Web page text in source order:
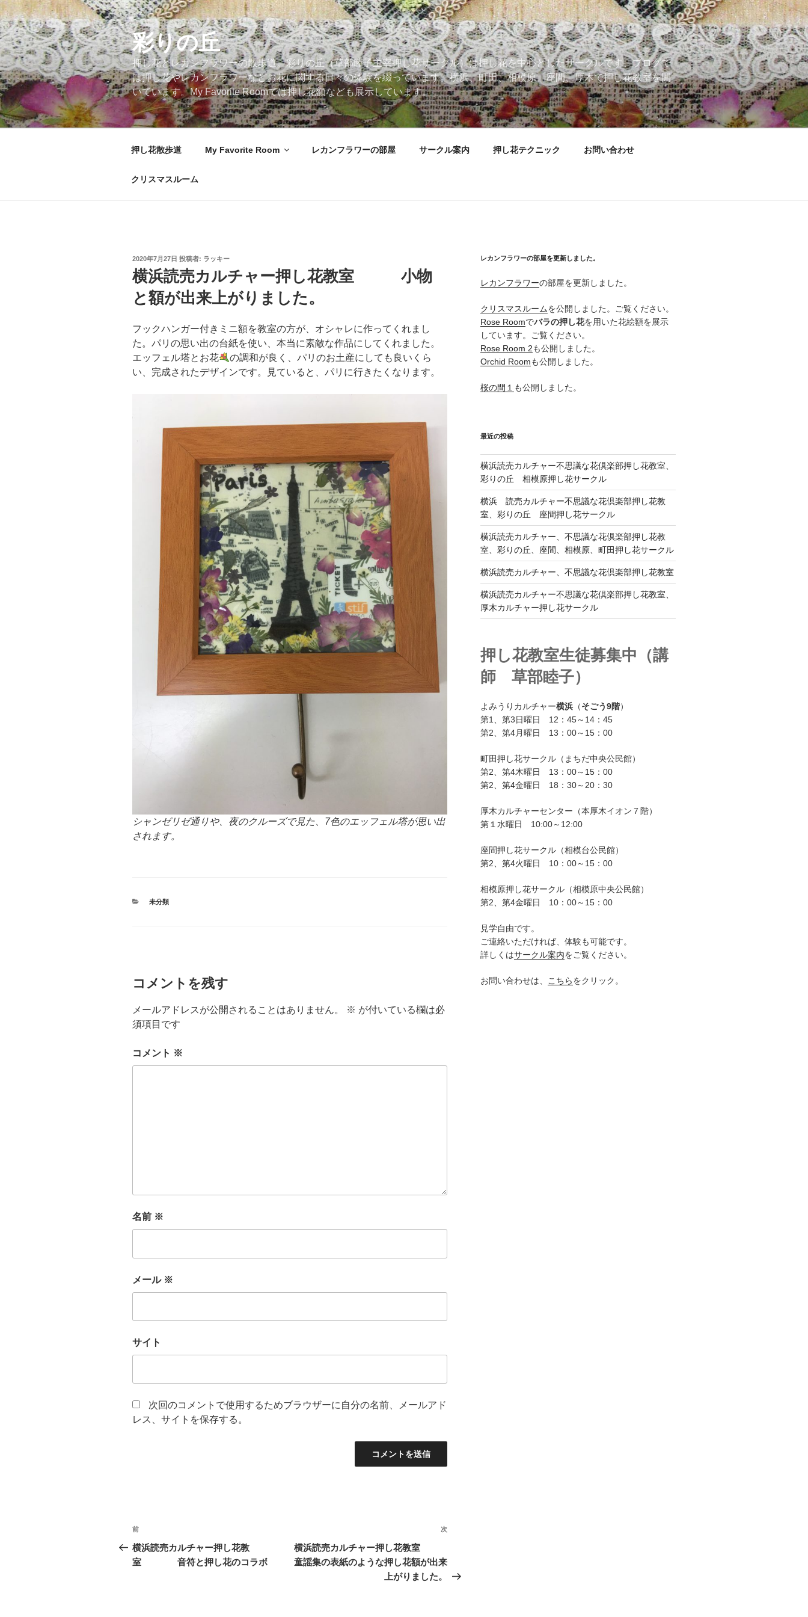
コ
ン
テ
ン
ツ
へ
ス
キ
ッ
彩りの丘
押し花とレカンフラワーの散歩道。彩りの丘（草部睦子主宰押し花サークル）は押し花を中心としたサークルです。ブログで
は押し花やレカンフラワーなどお花に関する日々の体験を綴っています。横浜、町田、相模原、座間、厚木で押し花教室を開
いています。My Favorite Roomでは押し花額なども展示しています。
押し花散歩道 My Favorite Room レカンフラワーの部屋 サークル案内 押し花テクニック お問い合わせ
クリスマスルーム
投
稿
日:
2020年7月27日 投稿者: ラッキー
横浜読売カルチャー押し花教室 小物
と額が出来上がりました。
フックハンガー付きミニ額を教室の方が、オシャレに作ってくれまし
た。パリの思い出の台紙を使い、本当に素敵な作品にしてくれました。
エッフェル塔とお花
の調和が良く、パリのお土産にしても良いくら
い、完成されたデザインです。見ていると、パリに行きたくなります。
シャンゼリゼ通りや、夜のクルーズで見た、7色のエッフェル塔が思い出
されます。
カ
未分類
コメントを残す
メールアドレスが公開されることはありません。 ※ が付いている欄は必
須項目です
コメント ※
名前 ※
メール ※
サイト
次回のコメントで使用するためブラウザーに自分の名前、メールアド
レス、サイトを保存する。
投
稿
ナ
前
の
投
前
横浜読売カルチャー押し花教
室 音符と押し花のコラボ
次
投
稿
次
横浜読売カルチャー押し花教室
童謡集の表紙のような押し花額が出来
上がりました。
レカンフラワーの部屋を更新しました。
レカンフラワーの部屋を更新しました。
クリスマスルームを公開しました。ご覧ください。
Rose Roomでバラの押し花を用いた花絵額を展示
しています。ご覧ください。
Rose Room 2も公開しました。
Orchid Roomも公開しました。
桜の間１ も公開しました。
最近の投稿
横浜読売カルチャー不思議な花倶楽部押し花教室、
彩りの丘 相模原押し花サークル
横浜 読売カルチャー不思議な花倶楽部押し花教
室、彩りの丘 座間押し花サークル
横浜読売カルチャー、不思議な花倶楽部押し花教
室、彩りの丘、座間、相模原、町田押し花サークル
横浜読売カルチャー、不思議な花倶楽部押し花教室
横浜読売カルチャー不思議な花倶楽部押し花教室、
厚木カルチャー押し花サークル
押し花教室生徒募集中（講
師 草部睦子）
よみうりカルチャー横浜（そごう9階）
第1、第3日曜日 12：45～14：45
第2、第4月曜日 13：00～15：00
町田押し花サークル（まちだ中央公民館）
第2、第4木曜日 13：00～15：00
第2、第4金曜日 18：30～20：30
厚木カルチャーセンター（本厚木イオン７階）
第１水曜日 10:00～12:00
座間押し花サークル（相模台公民館）
第2、第4火曜日 10：00～15：00
相模原押し花サークル（相模原中央公民館）
第2、第4金曜日 10：00～15：00
見学自由です。
ご連絡いただければ、体験も可能です。
詳しくはサークル案内をご覧ください。
お問い合わせは、 こちらをクリック。